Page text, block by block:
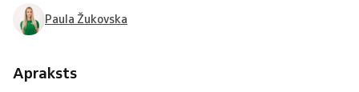
Paula Žukovska
Apraksts